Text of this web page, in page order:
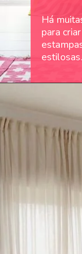
Há
para
estilosas.